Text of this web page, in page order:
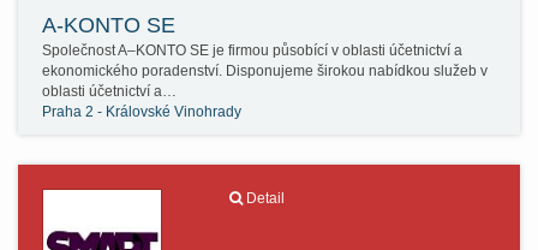
A-KONTO SE
Společnost A–KONTO SE je firmou působící v oblasti účetnictví a
ekonomického poradenství. Disponujeme širokou nabídkou služeb v
oblasti účetnictví a…
Praha 2 - Královské Vinohrady
Detail